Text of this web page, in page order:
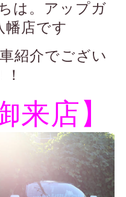
は。アップガ
幡店です
紹介でござい
来店】